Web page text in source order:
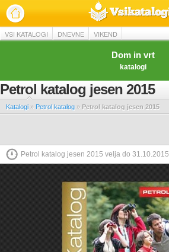
VSI KATALOGI DNEVNE VIKEND
Dom in vrt
katalogi
Petrol katalog jesen 2015
Katalogi » Petrol katalog » Petrol katalog jesen 2015
Petrol katalog jesen 2015 velja do 31.10.2015